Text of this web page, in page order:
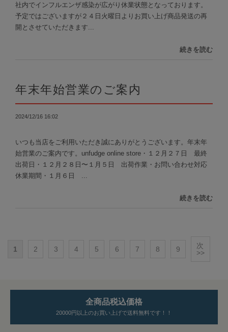
社内でインフルエンザ感染が広がり休業状態となっております。
予定ではございますが２４日火曜日よりお買い上げ商品発送の再
開とさせていただきます...
続きを読む
年末年始営業のご案内
2024/12/16 16:02
いつも当店をご利用いただき誠にありがとうございます。年末年
始営業のご案内です。unfudge online store・１２月２７日 最終
出荷日・１２月２８日〜１月５日 出荷作業・お問い合わせ対応
休業期間・１月６日 ...
続きを読む
1 2 3 4 5 6 7 8 9
次
>>
全商品税込価格
20000円以上のお買い上げで送料無料です！！